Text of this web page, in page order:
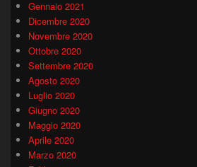
Gennaio 2021
Dicembre 2020
Novembre 2020
Ottobre 2020
Settembre 2020
Agosto 2020
Luglio 2020
Giugno 2020
Maggio 2020
Aprile 2020
Marzo 2020